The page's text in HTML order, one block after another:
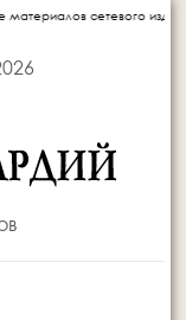
издания